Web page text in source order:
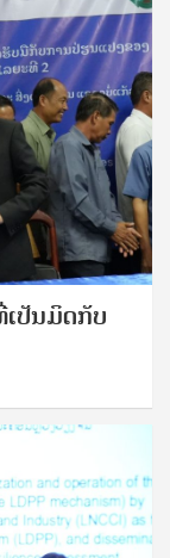
ປັນມິດກັບ